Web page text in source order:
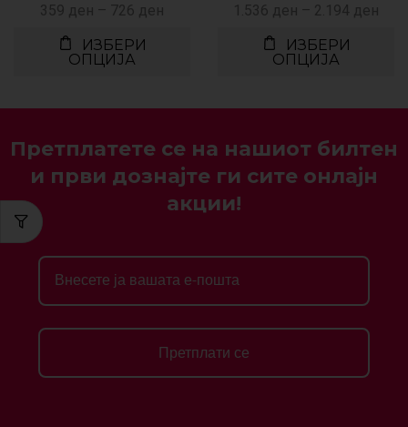
359 ден – 726 ден
ИЗБЕРИ
ОПЦИЈА
1.536 ден – 2.194 ден
ИЗБЕРИ
ОПЦИЈА
Претплатете се на нашиот билтен
и први дознајте ги сите онлајн
акции!
Претплати се